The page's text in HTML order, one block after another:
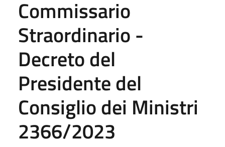
Commissario
Straordinario -
Decreto del
Presidente del
Consiglio dei Ministri
2366/2023